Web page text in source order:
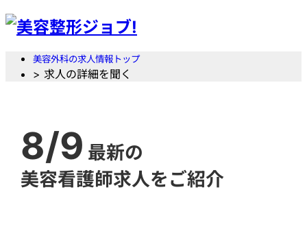
美容外科の求人情報トップ
> 求人の詳細を聞く
8/9 最新の
美容看護師求人をご紹介